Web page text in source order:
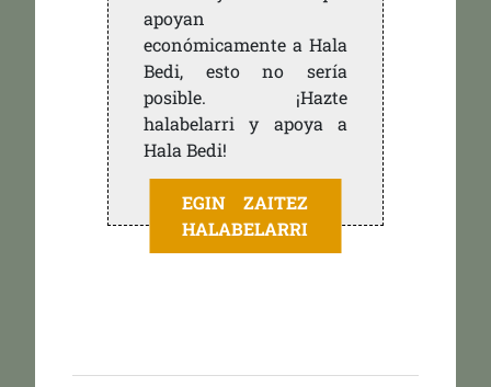
apoyan
económicamente a Hala
Bedi, esto no sería
posible. ¡Hazte
halabelarri y apoya a
Hala Bedi!
EGIN ZAITEZ
HALABELARRI